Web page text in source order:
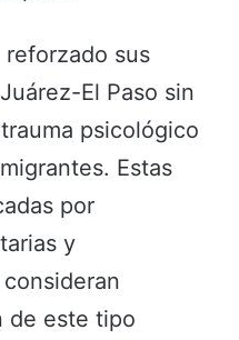
reforzado sus
El Paso sin
psicológico
Estas
por
y
de este tipo